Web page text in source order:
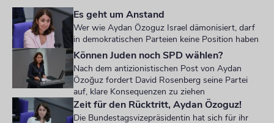
Es geht um Anstand
Wer wie Aydan Özoguz Israel dämonisiert, darf
in demokratischen Parteien keine Position haben
Können Juden noch SPD wählen?
Nach dem antizionistischen Post von Aydan
Özoğuz fordert David Rosenberg seine Partei
auf, klare Konsequenzen zu ziehen
Zeit für den Rücktritt, Aydan Özoguz!
Die Bundestagsvizepräsidentin hat sich für ihr